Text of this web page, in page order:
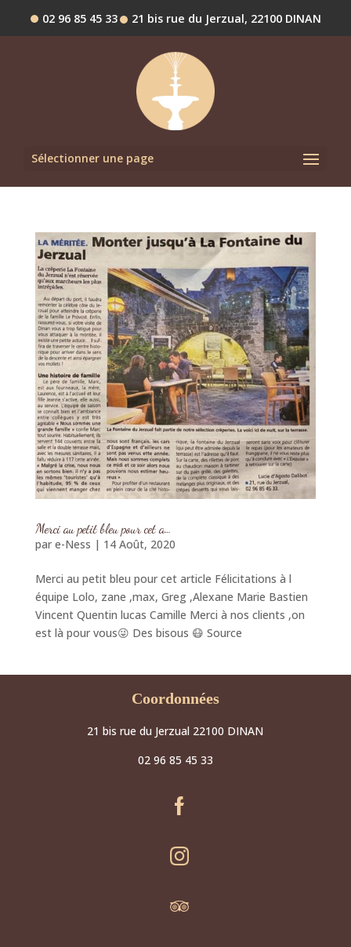
02 96 85 45 33 21 bis rue du Jerzual, 22100 DINAN
Sélectionner une page
Merci au petit bleu pour cet a…
par e-Ness | 14 Août, 2020
Merci au petit bleu pour cet article Félicitations à l
équipe Lolo, zane ,max, Greg ,Alexane Marie Bastien
Vincent Quentin lucas Camille Merci à nos clients ,on
est là pour vous😜 Des bisous 😷 Source
Coordonnées
21 bis rue du Jerzual 22100 DINAN
02 96 85 45 33